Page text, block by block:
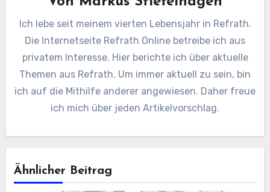
Ich lebe seit meinem vierten Lebensjahr in Refrath.
Die Internetseite Refrath Online betreibe ich aus
privatem Interesse. Hier berichte ich über aktuelle
Themen aus Refrath. Um immer aktuell zu sein, bin
ich auf die Mithilfe anderer angewiesen. Daher freue
ich mich über jeden Artikelvorschlag.
Ähnlicher Beitrag